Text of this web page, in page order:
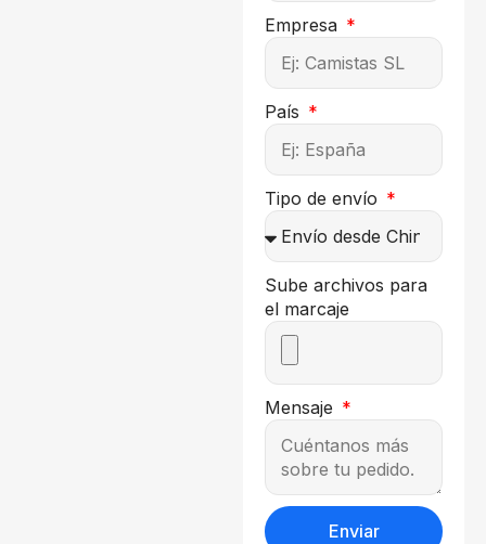
Empresa
País
Tipo de envío
Sube archivos para
el marcaje
Mensaje
Enviar